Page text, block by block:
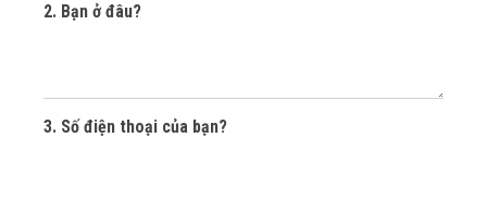
NHIÊN
2. Bạn ở đâu?
3. Số điện thoại của bạn?